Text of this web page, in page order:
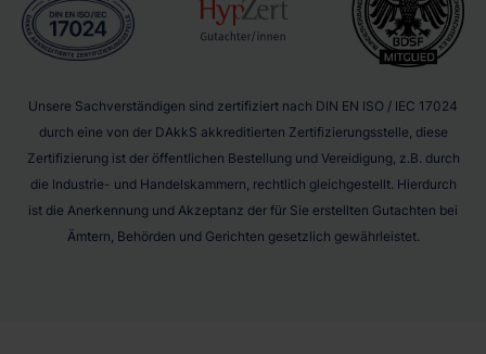
Unsere Sachverständigen sind zertifiziert nach DIN EN ISO / IEC 17024
durch eine von der DAkkS akkreditierten Zertifizierungsstelle, diese
Zertifizierung ist der öffentlichen Bestellung und Vereidigung, z.B. durch
die Industrie- und Handelskammern, rechtlich gleichgestellt. Hierdurch
ist die Anerkennung und Akzeptanz der für Sie erstellten Gutachten bei
Ämtern, Behörden und Gerichten gesetzlich gewährleistet.